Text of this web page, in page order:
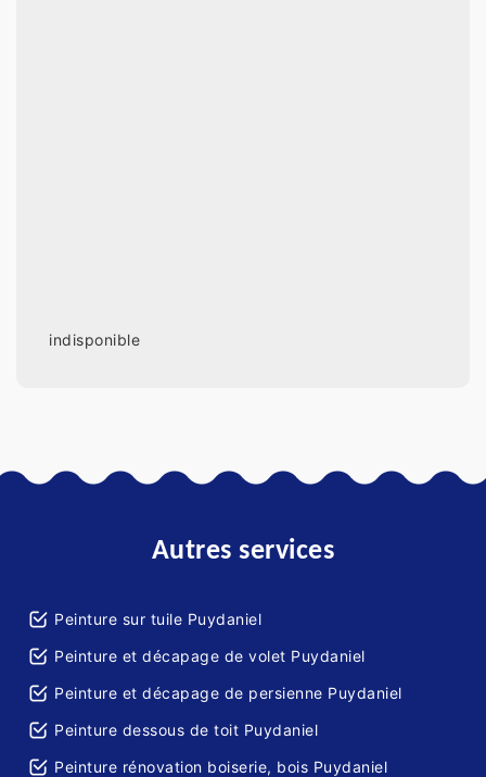
indisponible
Autres services
Peinture sur tuile Puydaniel
Peinture et décapage de volet Puydaniel
Peinture et décapage de persienne Puydaniel
Peinture dessous de toit Puydaniel
Peinture rénovation boiserie, bois Puydaniel